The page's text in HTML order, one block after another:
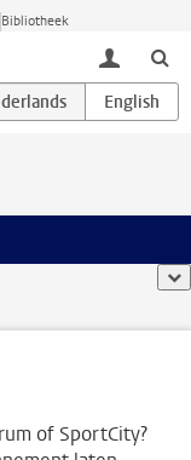
Bibliotheek
toggle
of SportCity?